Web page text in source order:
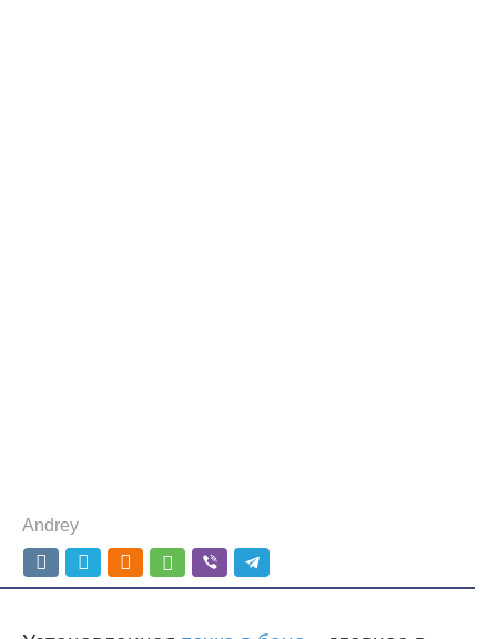
Andrey